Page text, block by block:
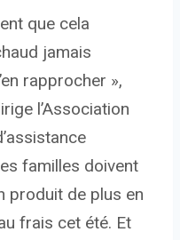
que cela
jamais
rapprocher »,
l’Association
familles doivent
produit de plus en
frais cet été. Et